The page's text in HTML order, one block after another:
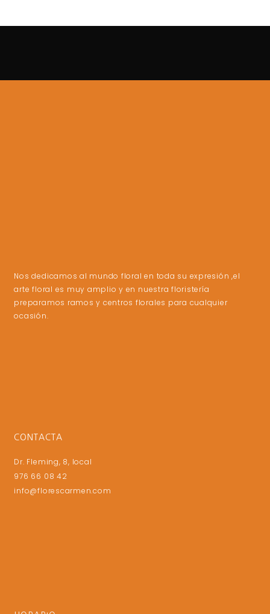
Nos dedicamos al mundo floral en toda su expresión ,el
arte floral es muy amplio y en nuestra floristería
preparamos ramos y centros florales para cualquier
ocasión.
CONTACTA
Dr. Fleming, 8, local
976 66 08 42
info@florescarmen.com